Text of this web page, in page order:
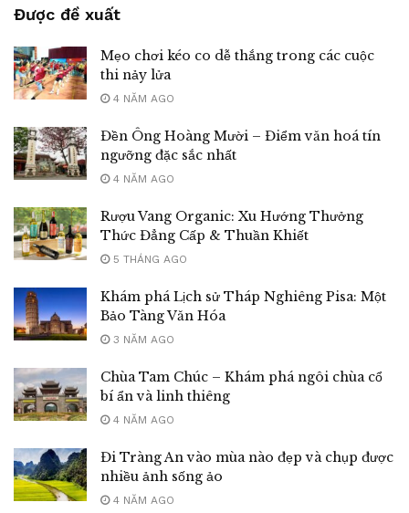
Được đề xuất
Mẹo chơi kéo co dễ thắng trong các cuộc
thi nảy lửa
4 NĂM AGO
Đền Ông Hoàng Mười – Điểm văn hoá tín
ngưỡng đặc sắc nhất
4 NĂM AGO
Rượu Vang Organic: Xu Hướng Thưởng
Thức Đẳng Cấp & Thuần Khiết
5 THÁNG AGO
Khám phá Lịch sử Tháp Nghiêng Pisa: Một
Bảo Tàng Văn Hóa
3 NĂM AGO
Chùa Tam Chúc – Khám phá ngôi chùa cổ
bí ẩn và linh thiêng
4 NĂM AGO
Đi Tràng An vào mùa nào đẹp và chụp được
nhiều ảnh sống ảo
4 NĂM AGO